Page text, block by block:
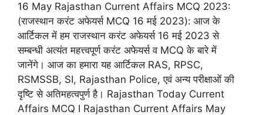
16 May Rajasthan Current Affairs MCQ 2023:
(राजस्थान करंट अफेयर्स MCQ 16 मई 2023): आज के
आर्टिकल में हम राजस्थान करंट अफेयर्स 16 मई 2023 से
सम्बन्धी अत्यंत महत्त्वपूर्ण करंट अफेयर्स व MCQ के बारे में
जानेंगे। आज का हमारा यह आर्टिकल RAS, RPSC,
RSMSSB, SI, Rajasthan Police, एवं अन्य परीक्षाओं की
दृष्टि से अतिमहत्वपुर्ण है। Rajasthan Today Current
Affairs MCQ I Rajasthan Current Affairs May